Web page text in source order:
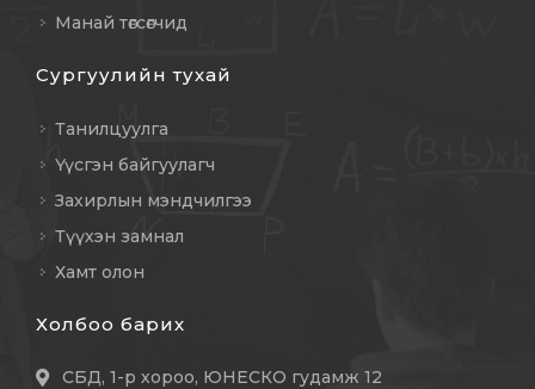
Манай төгсөгчид
Сургуулийн тухай
Танилцуулга
Үүсгэн байгуулагч
Захирлын мэндчилгээ
Түүхэн замнал
Хамт олон
Холбоо барих
СБД, 1-р хороо, ЮНЕСКО гудамж 12